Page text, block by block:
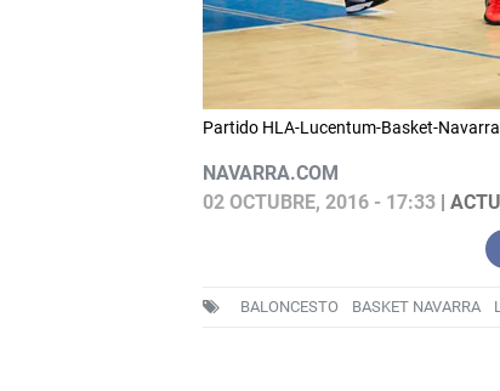
Partido HLA-Lucentum-Basket-
NAVARRA.COM
02 OCTUBRE, 2016 - 17:33|
BALONCESTO BASKET NAVARRA